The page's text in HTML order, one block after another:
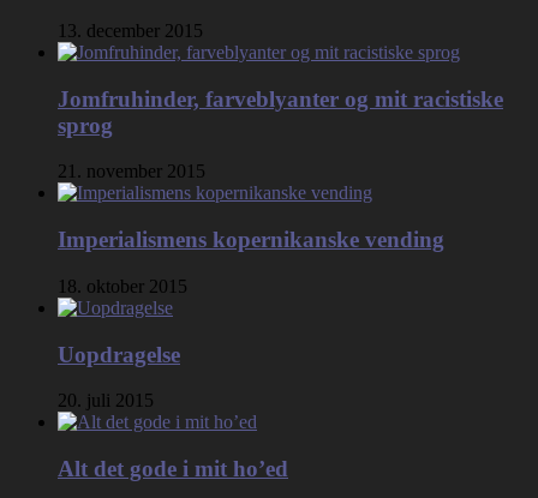
13. december 2015
Jomfruhinder, farveblyanter og mit racistiske
sprog
21. november 2015
Imperialismens kopernikanske vending
18. oktober 2015
Uopdragelse
20. juli 2015
Alt det gode i mit ho’ed